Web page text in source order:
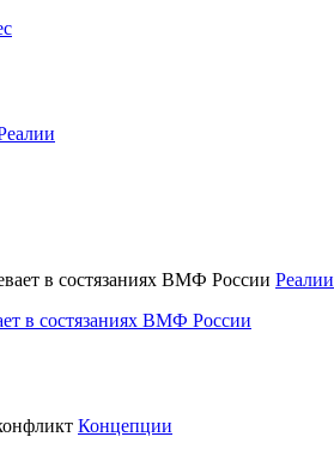
Реалии
в состязаниях ВМФ России
Концепции